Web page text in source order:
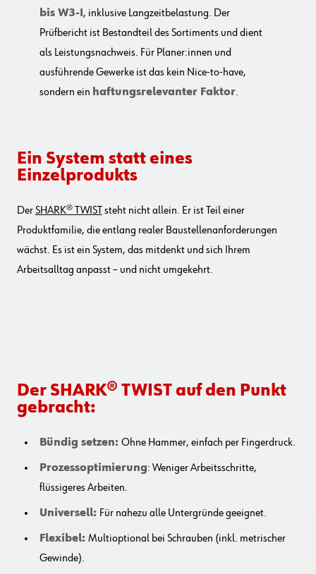
bis W3-I , inklusive Langzeitbelastung. Der
Prüfbericht ist Bestandteil des Sortiments und dient
als Leistungsnachweis. Für Planer:innen und
ausführende Gewerke ist das kein Nice-to-have,
sondern ein haftungsrelevanter Faktor.
Ein System statt eines
Einzelprodukts
DerSHARK® TWISTsteht nicht allein. Er ist Teil einer
Produktfamilie, die entlang realer Baustellenanforderungen
wächst. Es ist ein System, das mitdenkt und sich Ihrem
Arbeitsalltag anpasst – und nicht umgekehrt.
Der SHARK® TWIST auf den Punkt
gebracht:
Bündig setzen: Ohne Hammer, einfach per Fingerdruck.
Prozessoptimierung: Weniger Arbeitsschritte,
flüssigeres Arbeiten.
Universell: Für nahezu alle Untergründe geeignet.
Flexibel: Multioptional bei Schrauben (inkl. metrischer
Gewinde).